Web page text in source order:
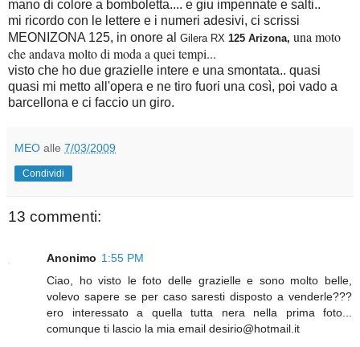
mano di colore a bomboletta.... e giu impennate e salti..
mi ricordo con le lettere e i numeri adesivi, ci scrissi
MEONIZONA 125, in onore al Gilera RX 125 Arizona, una moto
che andava molto di moda a quei tempi...
visto che ho due grazielle intere e una smontata.. quasi
quasi mi metto all'opera e ne tiro fuori una così, poi vado a
barcellona e ci faccio un giro.
MEO alle 7/03/2009
Condividi
13 commenti:
Anonimo 1:55 PM
Ciao, ho visto le foto delle grazielle e sono molto belle,
volevo sapere se per caso saresti disposto a venderle???
ero interessato a quella tutta nera nella prima foto...
comunque ti lascio la mia email desirio@hotmail.it